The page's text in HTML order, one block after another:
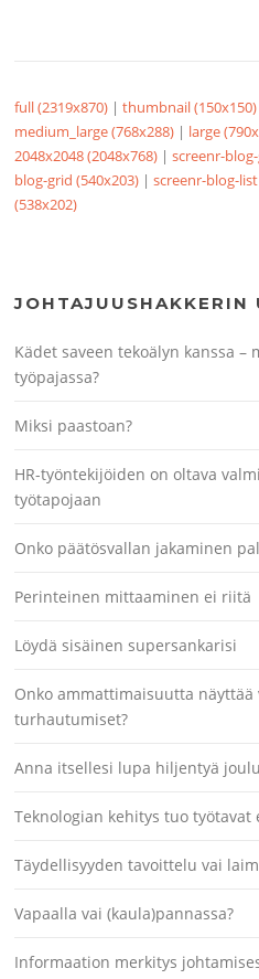
full (2319x870) |thumbnail (150x150)
medium_large (768x288) | large
2048x2048 (2048x768) |screenr-
blog-grid (540x203) |screenr-blog-
(538x202)
JOHTAJUUSHAKKERIN
Kädet saveen tekoälyn kanssa
työpajassa?
Miksi paastoan?
HR-työntekijöiden on oltava
työtapojaan
Onko päätösvallan jakaminen
Perinteinen mittaaminen ei riitä
Löydä sisäinen supersankarisi
Onko ammattimaisuutta
turhautumiset?
Anna itsellesi lupa hiljentyä
Teknologian kehitys tuo työtavat
Täydellisyyden tavoittelu vai
Vapaalla vai (kaula)pannassa?
Informaation merkitys